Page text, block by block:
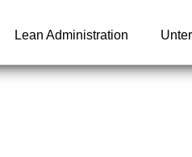
Lean Administration